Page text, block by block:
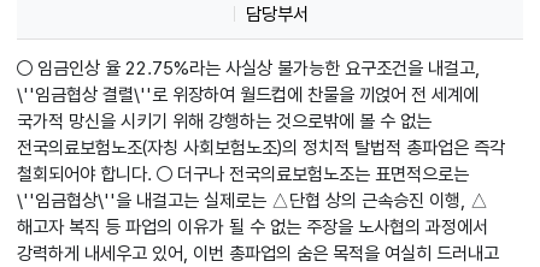
담당부서
○ 임금인상 율 22.75%라는 사실상 불가능한 요구조건을 내걸고,
\''임금협상 결렬\''로 위장하여 월드컵에 찬물을 끼얹어 전 세계에
국가적 망신을 시키기 위해 강행하는 것으로밖에 볼 수 없는
전국의료보험노조(자칭 사회보험노조)의 정치적 탈법적 총파업은 즉각
철회되어야 합니다. ○ 더구나 전국의료보험노조는 표면적으로는
\''임금협상\''을 내걸고는 실제로는 △단협 상의 근속승진 이행, △
해고자 복직 등 파업의 이유가 될 수 없는 주장을 노사협의 과정에서
강력하게 내세우고 있어, 이번 총파업의 숨은 목적을 여실히 드러내고